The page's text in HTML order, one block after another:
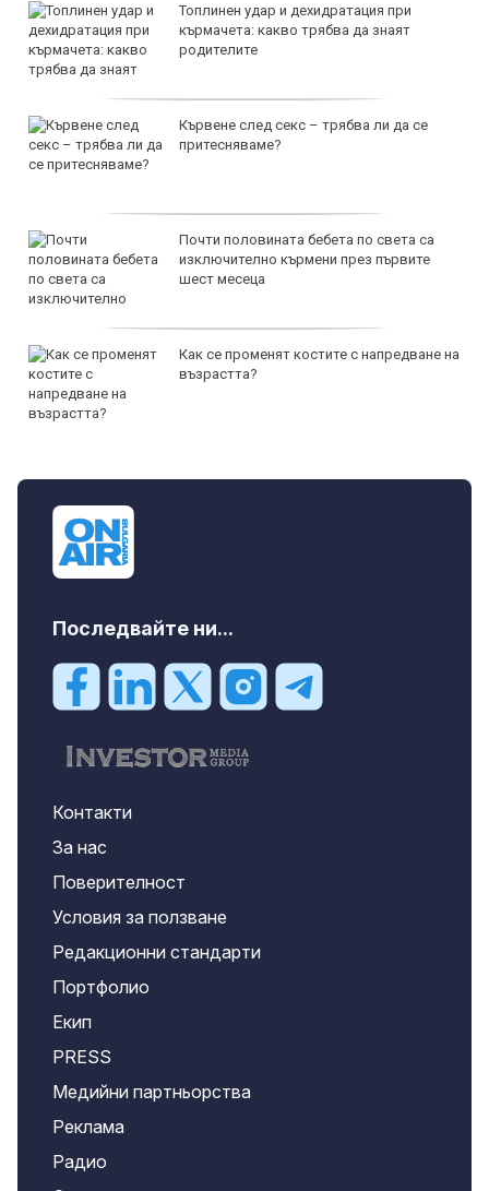
Топлинен удар и дехидратация при
кърмачета: какво трябва да знаят
родителите
Кървене след секс – трябва ли да се
притесняваме?
Почти половината бебета по света са
изключително кърмени през първите
шест месеца
Как се променят костите с напредване на
възрастта?
Последвайте ни...
Контакти
За нас
Поверителност
Условия за ползване
Редакционни стандарти
Портфолио
Екип
PRESS
Медийни партньорства
Реклама
Радио